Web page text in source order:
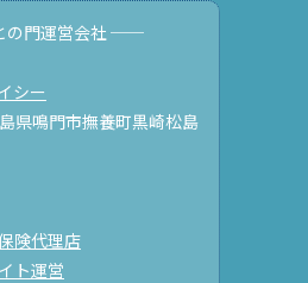
門運営会社 ──
シー
県鳴門市撫養町黒崎松島
険代理店
ト運営